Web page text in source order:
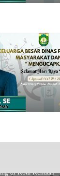
di Kota Kendari